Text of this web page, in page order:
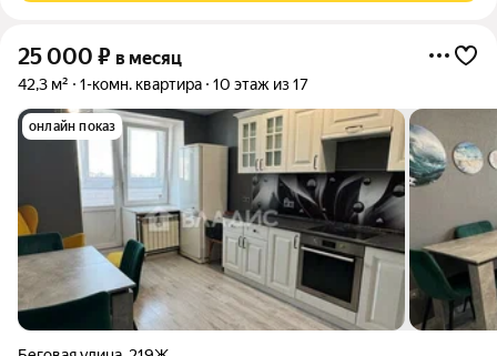
25 000 ₽ в месяц
42,3 м² 1-комн. квартира 10 этаж из 17
онлайн показ